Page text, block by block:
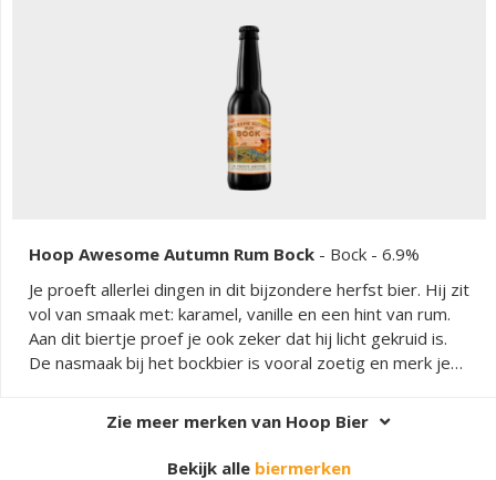
Hoop Awesome Autumn Rum Bock - Bock - 6.9%
Je proeft allerlei dingen in dit bijzondere herfst bier. Hij zit
vol van smaak met: karamel, vanille en een hint van rum.
Aan dit biertje proef je ook zeker dat hij licht gekruid is.
De nasmaak bij het bockbier is vooral zoetig en merk je
Zie meer merken van Hoop Bier
Bekijk alle biermerken